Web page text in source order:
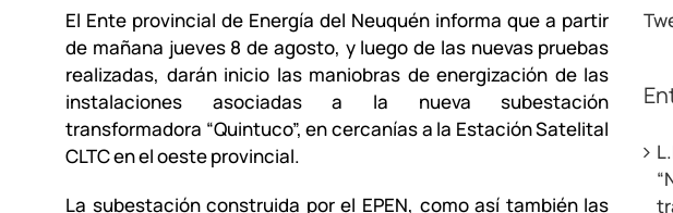
El Ente provincial de Energía del Neuquén informa que a partir
de mañana jueves 8 de agosto, y luego de las nuevas pruebas
realizadas, darán inicio las maniobras de energización de las
instalaciones asociadas a la nueva subestación
transformadora “Quintuco”, en cercanías a la Estación Satelital
CLTC en el oeste provincial.
La subestación construida por el EPEN, como así también las